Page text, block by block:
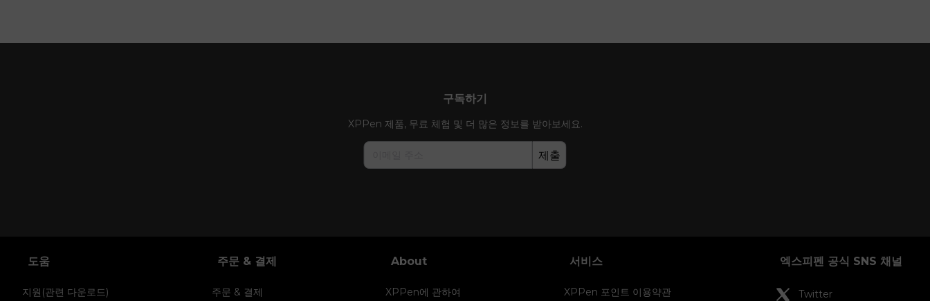
구독하기
XPPen 제품, 무료 체험 및 더 많은 정보를 받아보세요.
제출
도움
지원(관련 다운로드)
주문 & 결제
주문 & 결제
About
XPPen에 관하여
서비스
XPPen 포인트 이용약관
엑스피펜 공식 SNS 채널
Twitter